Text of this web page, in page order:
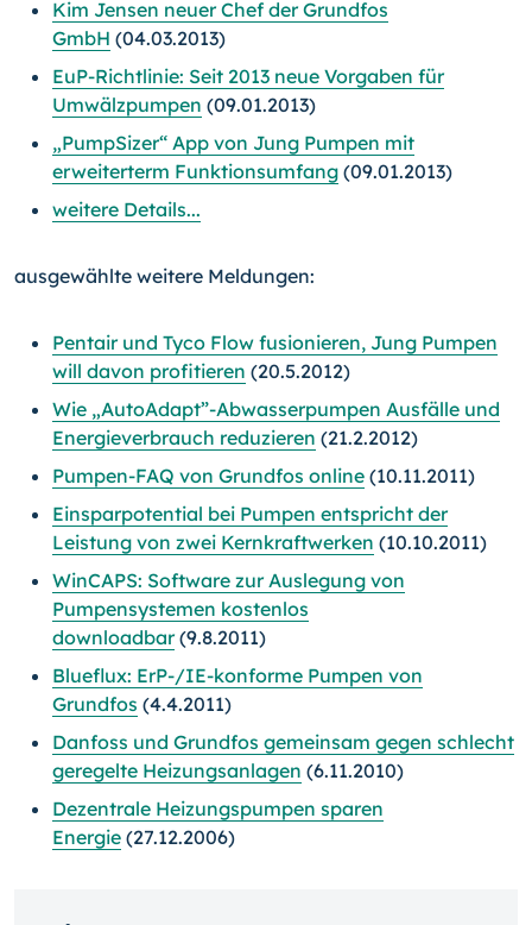
Kim Jensen neuer Chef der Grundfos
GmbH (04.03.2013)
EuP-Richtlinie: Seit 2013 neue Vorgaben für
Umwälzpumpen (09.01.2013)
„PumpSizer“ App von Jung Pumpen mit
erweiterterm Funktionsumfang (09.01.2013)
weitere Details...
ausgewählte weitere Meldungen:
Pentair und Tyco Flow fusionieren, Jung Pumpen
will davon profitieren (20.5.2012)
Wie „AutoAdapt”-Abwasserpumpen Ausfälle und
Energieverbrauch reduzieren (21.2.2012)
Pumpen-FAQ von Grundfos online (10.11.2011)
Einsparpotential bei Pumpen entspricht der
Leistung von zwei Kernkraftwerken (10.10.2011)
WinCAPS: Software zur Auslegung von
Pumpensystemen kostenlos
downloadbar(9.8.2011)
Blueflux: ErP-/IE-konforme Pumpen von
Grundfos (4.4.2011)
Danfoss und Grundfos gemeinsam gegen schlecht
geregelte Heizungsanlagen (6.11.2010)
Dezentrale Heizungspumpen sparen
Energie (27.12.2006)